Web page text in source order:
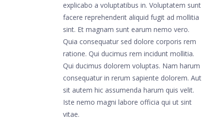
explicabo a voluptatibus in. Voluptatem sunt
facere reprehenderit aliquid fugit ad mollitia
sint. Et magnam sunt earum nemo vero.
Quia consequatur sed dolore corporis rem
ratione. Qui ducimus rem incidunt mollitia.
Qui ducimus dolorem voluptas. Nam harum
consequatur in rerum sapiente dolorem. Aut
sit autem hic assumenda harum quis velit.
Iste nemo magni labore officia qui ut sint
vitae.